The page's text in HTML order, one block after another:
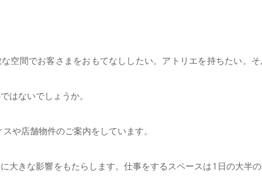
空間でお客さまをおもてなししたい。アトリエを持ちたい。
はないでしょうか。
や店舗物件のご案内をしています。
大きな影響をもたらします。仕事をするスペースは1日の大半